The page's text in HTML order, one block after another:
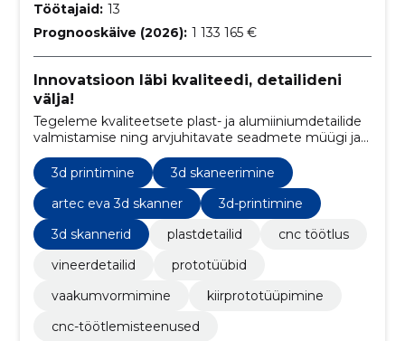
Töötajaid: 13
Prognooskäive (2026): 1 133 165 €
Innovatsioon läbi kvaliteedi, detailideni
välja!
Tegeleme kvaliteetsete plast- ja alumiiniumdetailide
valmistamise ning arvjuhitavate seadmete müügi ja
3d printimine
3d skaneerimine
artec eva 3d skanner
3d-printimine
3d skannerid
plastdetailid
cnc töötlus
vineerdetailid
prototüübid
vaakumvormimine
kiirprototüüpimine
cnc-töötlemisteenused